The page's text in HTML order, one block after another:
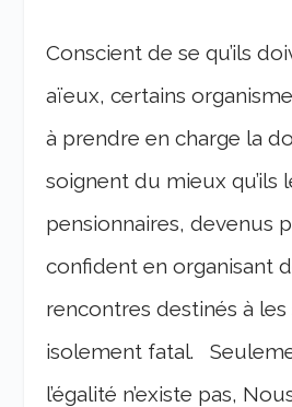
Conscient de se qu’ils
aïeux, certains
à prendre en charge la
soignent du mieux qu’ils
pensionnaires, devenus
confident en organisant
rencontres destinés à les
isolement fatal.
l’égalité n’existe pas,